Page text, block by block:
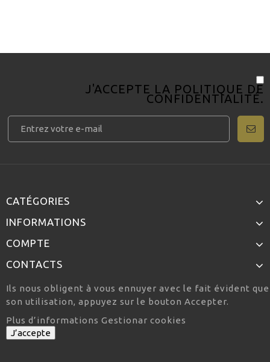
J'ACCEPTE LA POLITIQUE DE
CONFIDENTIALITÉ.
CATÉGORIES
INFORMATIONS
COMPTE
CONTACTS
Ils nous obligent à vous ennuyer avec le fait évident
son utilisation, appuyez sur le bouton Accepter.
Plus d’informations Gestionar cookies
J’accepte